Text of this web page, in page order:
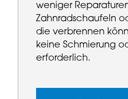
weniger
Zahnradschaufeln
die verbrennen
keine Schmierung
erforderlich.